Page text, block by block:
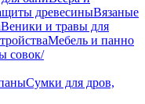
древесиныВязаные
Веники и травы для
Мебель и панно
совок/
Сумки для дров,